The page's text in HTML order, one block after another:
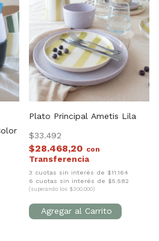
Plato Principal Ametis Lila
$33.492
$28.468,20 con
3 cuotas sin interés de $11.164
6 cuotas sin interés de $5.582
(superando los $300.000)